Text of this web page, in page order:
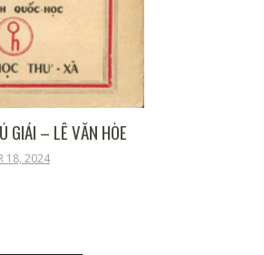
GIẢI – LÊ VĂN HÒE
18, 2024